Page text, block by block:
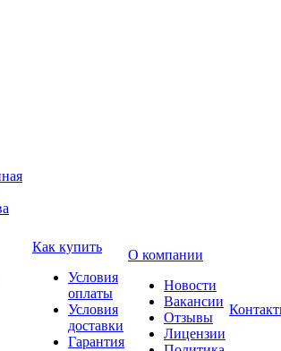
Как купить
Условия
оплаты
Условия
доставки
Гарантия
О компании
Новости
Вакансии
Отзывы
Лицензии